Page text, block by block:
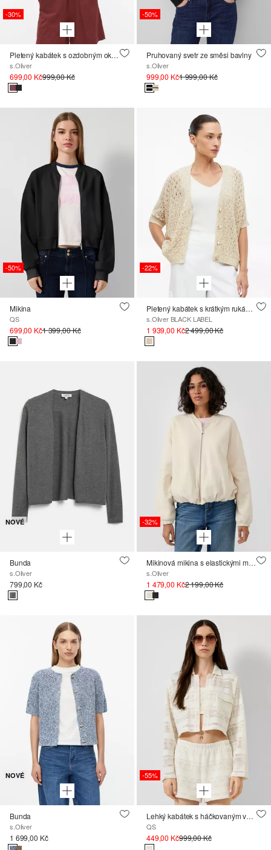
-30%
Pletený kabátek s ozdobným okrajem
s.Oliver
699,00 Kč999,00 Kč
-50%
Pruhovaný svetr ze směsi bavlny
s.Oliver
999,00 Kč1 999,00 Kč
-50%
Mikina
QS
699,00 Kč1 399,00 Kč
-22%
Pletený kabátek s krátkým rukávem a ažurovým vzorem
s.Oliver BLACK LABEL
1 939,00 Kč2 499,00 Kč
NOVÉ
Bunda
s.Oliver
799,00 Kč
-32%
Mikinová mikina s elastickými manžetami
s.Oliver
1 479,00 Kč2 199,00 Kč
NOVÉ
Bunda
s.Oliver
1 699,00 Kč
-55%
Lehký kabátek s háčkovaným vzhledem
QS
449,00 Kč999,00 Kč